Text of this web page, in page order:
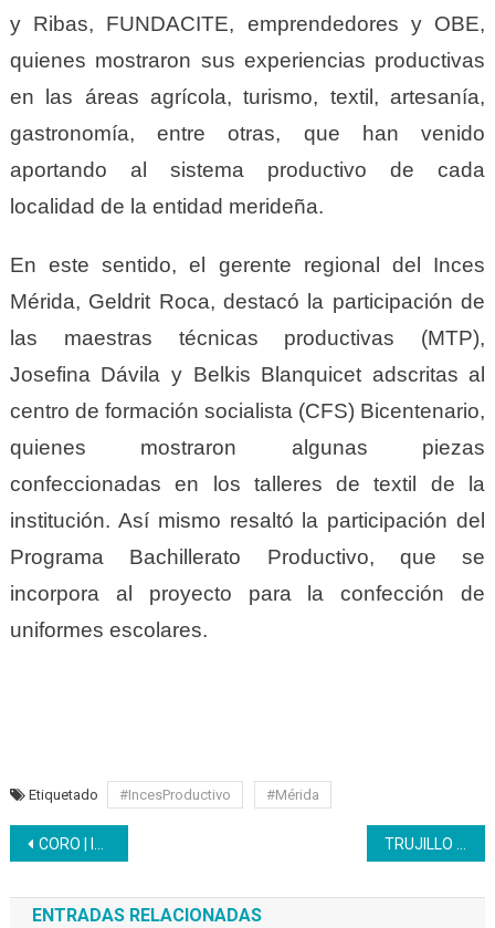
y Ribas, FUNDACITE, emprendedores y OBE,
quienes mostraron sus experiencias productivas
en las áreas agrícola, turismo, textil, artesanía,
gastronomía, entre otras, que han venido
aportando al sistema productivo de cada
localidad de la entidad merideña.
En este sentido, el gerente regional del Inces
Mérida, Geldrit Roca, destacó la participación de
las maestras técnicas productivas (MTP),
Josefina Dávila y Belkis Blanquicet adscritas al
centro de formación socialista (CFS) Bicentenario,
quienes mostraron algunas piezas
confeccionadas en los talleres de textil de la
institución. Así mismo resaltó la participación del
Programa Bachillerato Productivo, que se
incorpora al proyecto para la confección de
uniformes escolares.
Etiquetado #IncesProductivo #Mérida
Navegación
de
CORO | Inces participó en la II Muestra Pedagógica Socioproductiva Bicentenaria Falcón 2021
ENTRADAS RELACIONADAS